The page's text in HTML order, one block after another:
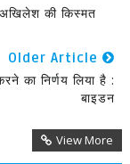
अखिलेश की किस्मत
Older Article
निर्णय लिया है :
बाइडन
View More